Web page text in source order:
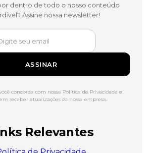
dentro de todo o nosso conteúdo
Assine nossa newsletter!
ASSINAR
concorda com nossa Política de Privacidade e
receber atualizações da nossa empresa.
Relevantes